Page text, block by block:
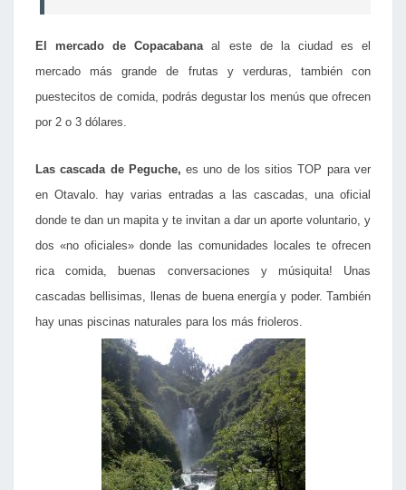
El mercado de Copacabanaal este de la ciudad es el
mercado más grande de frutas y verduras, también con
puestecitos de comida, podrás degustar los menús que ofrecen
por 2 o 3 dólares.
Las cascada de Peguche,es uno de los sitios TOP para ver
en Otavalo. hay varias entradas a las cascadas, una oficial
donde te dan un mapita y te invitan a dar un aporte voluntario, y
dos «no oficiales» donde las comunidades locales te ofrecen
rica comida, buenas conversaciones y músiquita! Unas
cascadas bellisimas, llenas de buena energía y poder. También
hay unas piscinas naturales para los más frioleros.